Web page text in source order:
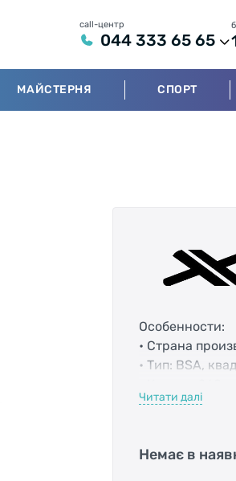
call-центр
044 333 65 65
МАЙСТЕРНЯ СПОРТ
Особенности:
• Страна
• Тип: BSA,
• Длина: 131мм
• Срок
Читати далі
Немає в